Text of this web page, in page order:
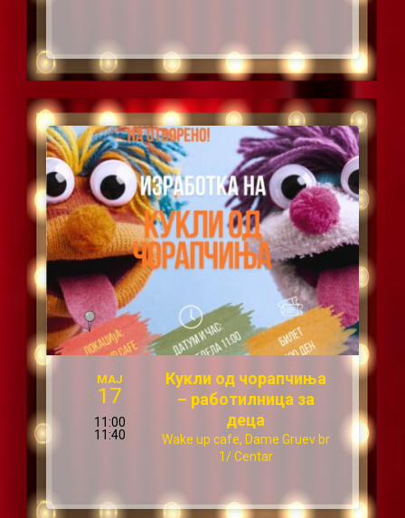
МАЈ
17
11:00
11:40
Кукли од чорапчиња
– работилница за
деца
Wake up cafe, Dame Gruev br
1/ Centar